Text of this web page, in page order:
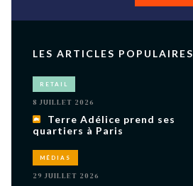
LES ARTICLES POPULAIRES
RETAIL
8 JUILLET 2026
Terre Adélice prend ses
quartiers à Paris
MÉDIAS
29 JUILLET 2026